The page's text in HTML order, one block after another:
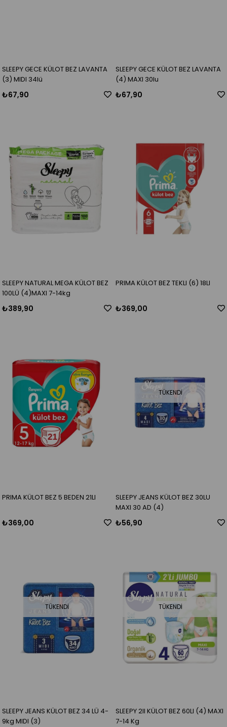
SLEEPY GECE KÜLOT BEZ LAVANTA
(3) MIDI 34lü
₺67,90
SLEEPY GECE KÜLOT BEZ LAVANTA
(4) MAXI 30lu
₺67,90
SLEEPY NATURAL MEGA KÜLOT BEZ
100LÜ (4)MAXI 7-14kg
₺389,90
PRIMA KÜLOT BEZ TEKLI (6) 18LI
₺369,00
PRIMA KÜLOT BEZ 5 BEDEN 21LI
₺369,00
TÜKENDI
SLEEPY JEANS KÜLOT BEZ 30LU
MAXI 30 AD (4)
₺56,90
TÜKENDI
SLEEPY JEANS KÜLOT BEZ 34 LÜ 4-
9kg MIDI (3)
TÜKENDI
SLEEPY 2lI KÜLOT BEZ 60LI (4) MAXI
7-14 Kg